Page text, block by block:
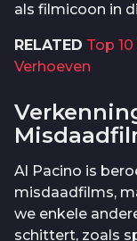
als filmicoon in
RELATED Top
Verhoeven
Al Pacino is
misdaadfilms,
we enkele
schittert, zoals